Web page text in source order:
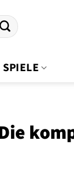
SPIELE